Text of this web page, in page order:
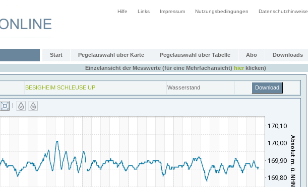
Hilfe Links Impressum Nutzungsbedingungen Datenschutzhinweise
Start Pegelauswahl über Karte Pegelauswahl über Tabelle Abo Downloads
Einzelansicht der Messwerte (für eine Mehrfachansicht) hierklicken)
BESIGHEIM SCHLEUSE UP Wasserstand Download
|